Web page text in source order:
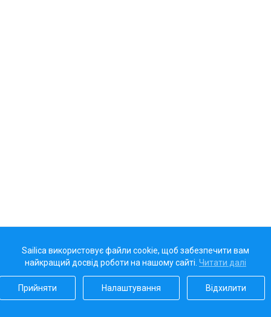
Sailica використовує файли cookie, щоб забезпечити вам
найкращий досвід роботи на нашому сайті. Читати далі
Прийняти Налаштування Відхилити